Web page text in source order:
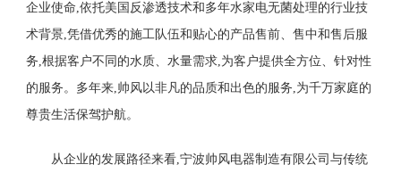
企业使命,依托美国反渗透技术和多年水家电无菌处理的行业技
术背景,凭借优秀的施工队伍和贴心的产品售前、售中和售后服
务,根据客户不同的水质、水量需求,为客户提供全方位、针对性
的服务。多年来,帅风以非凡的品质和出色的服务,为千万家庭的
尊贵生活保驾护航。
从企业的发展路径来看,宁波帅风电器制造有限公司与传统